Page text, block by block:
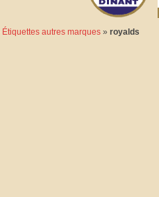
Étiquettes autres marques » royalds